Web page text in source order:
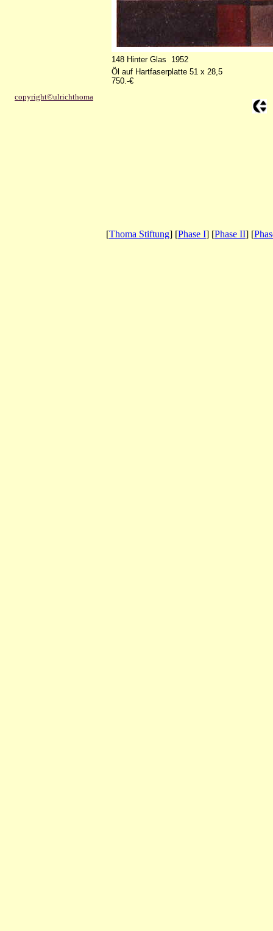
copyright©ulrichthoma
148 Hinter Glas 1952
Öl auf Hartfaserplatte 51 x 28,5
750.-€
[Thoma Stiftung] [Phase I] [Phase II] [